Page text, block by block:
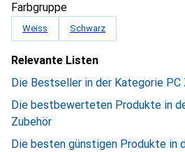
Farbgruppe
Weiss Schwarz
Relevante Listen
Die Bestseller in der Kategorie PC
Die bestbewerteten Produkte in
Zubehör
Die besten günstigen Produkte in